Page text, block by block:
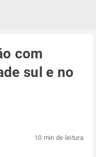
com
sul e no
10 min de leitura